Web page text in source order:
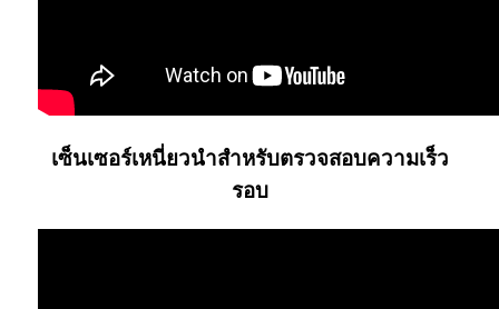
เซ็นเซอร์เหนี่ยวนำสำหรับตรวจสอบความเร็ว
รอบ